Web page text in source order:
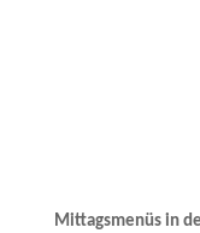
Mittagsmenüs in